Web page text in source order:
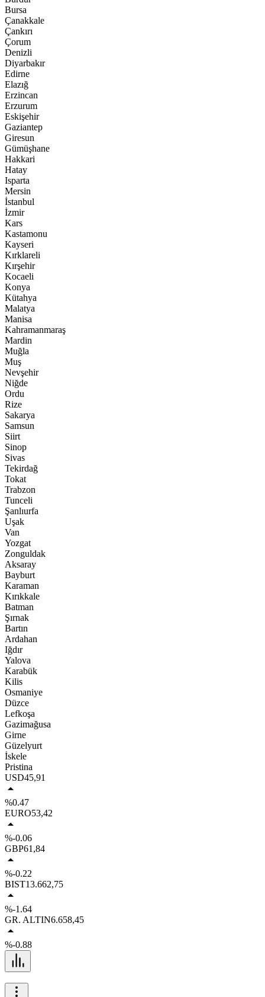
Bursa
Çanakkale
Çankırı
Çorum
Denizli
Diyarbakır
Edirne
Elazığ
Erzincan
Erzurum
Eskişehir
Gaziantep
Giresun
Gümüşhane
Hakkari
Hatay
Isparta
Mersin
İstanbul
İzmir
Kars
Kastamonu
Kayseri
Kırklareli
Kırşehir
Kocaeli
Konya
Kütahya
Malatya
Manisa
Kahramanmaraş
Mardin
Muğla
Muş
Nevşehir
Niğde
Ordu
Rize
Sakarya
Samsun
Siirt
Sinop
Sivas
Tekirdağ
Tokat
Trabzon
Tunceli
Şanlıurfa
Uşak
Van
Yozgat
Zonguldak
Aksaray
Bayburt
Karaman
Kırıkkale
Batman
Şırnak
Bartın
Ardahan
Iğdır
Yalova
Karabük
Kilis
Osmaniye
Düzce
Lefkoşa
Gazimağusa
Girne
Güzelyurt
İskele
Pristina
USD45,91
%0.47
EURO53,42
%-0.06
GBP61,84
%-0.22
BIST13.662,75
%-1.64
GR. ALTIN6.658,45
%-0.88